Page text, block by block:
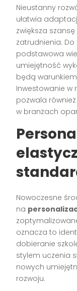
Nieustanny
ułatwia
zwiększa
zatrudnienia. Do
podstawowa
umiejętność
będą
Inwestowanie w
pozwala
w branżach
Nowoczesne
na
oznacza to
dobieranie
stylem uczenia
nowych
rozwoju.